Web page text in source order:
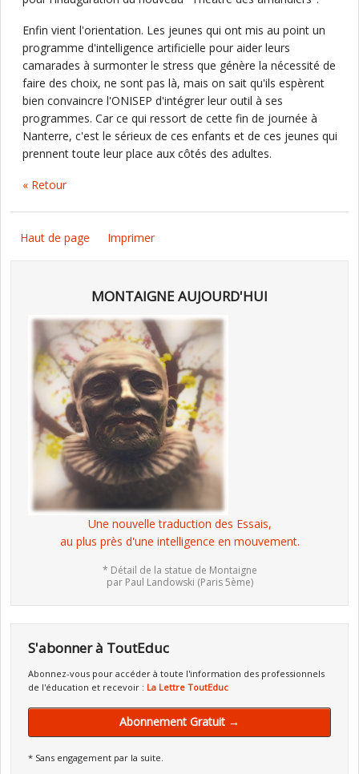
Enfin vient l'orientation. Les jeunes qui ont mis au point un
programme d'intelligence artificielle pour aider leurs
camarades à surmonter le stress que génère la nécessité de
faire des choix, ne sont pas là, mais on sait qu'ils espèrent
bien convaincre l'ONISEP d'intégrer leur outil à ses
programmes. Car ce qui ressort de cette fin de journée à
Nanterre, c'est le sérieux de ces enfants et de ces jeunes qui
prennent toute leur place aux côtés des adultes.
« Retour
Haut de page Imprimer
MONTAIGNE AUJOURD'HUI
Une nouvelle traduction des Essais,
au plus près d'une intelligence en mouvement.
* Détail de la statue de Montaigne
par Paul Landowski (Paris 5ème)
S'abonner à ToutEduc
Abonnez-vous pour accéder à toute l'information des professionnels
de l'éducation et recevoir : La Lettre ToutEduc
Abonnement Gratuit →
* Sans engagement par la suite.